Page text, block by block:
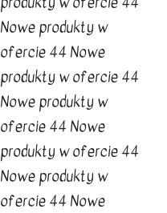
produkty w
44 Nowe
w ofercie 44
produkty w
44 Nowe
w ofercie 44
produkty w
44 Nowe